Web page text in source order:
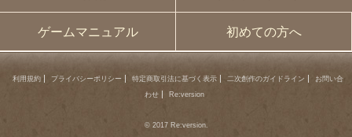
ゲームマニュアル 初めての方へ
利用規約 プライバシーポリシー 特定商取引法に基づく表示 二次創作のガイドライン
お問い合
わせ
Re:version
© 2017 Re:version.